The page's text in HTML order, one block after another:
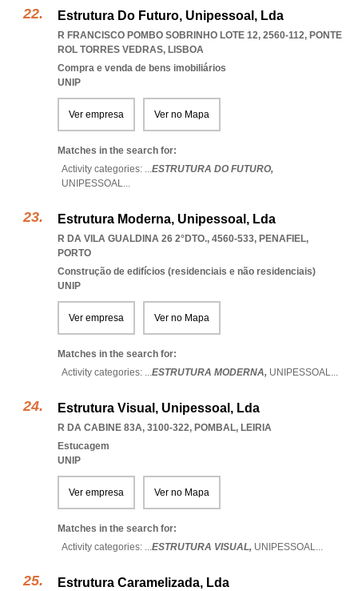
Estrutura Do Futuro, Unipessoal, Lda
R FRANCISCO POMBO SOBRINHO LOTE 12, 2560-112, PONTE
ROL TORRES VEDRAS, LISBOA
Compra e venda de bens imobiliários
UNIP
Ver empresa Ver no Mapa
Matches in the search for:
Activity categories: ...ESTRUTURA DO FUTURO,
UNIPESSOAL...
Estrutura Moderna, Unipessoal, Lda
R DA VILA GUALDINA 26 2°DTO., 4560-533, PENAFIEL,
PORTO
Construção de edifícios (residenciais e não residenciais)
UNIP
Ver empresa Ver no Mapa
Matches in the search for:
Activity categories: ...ESTRUTURA MODERNA, UNIPESSOAL...
Estrutura Visual, Unipessoal, Lda
R DA CABINE 83A, 3100-322, POMBAL, LEIRIA
Estucagem
UNIP
Ver empresa Ver no Mapa
Matches in the search for:
Activity categories: ...ESTRUTURA VISUAL, UNIPESSOAL...
Estrutura Caramelizada, Lda